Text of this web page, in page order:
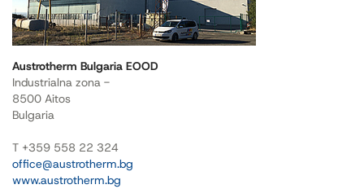
Austrotherm Bulgaria EOOD
Industrialna zona -
8500 Aitos
Bulgaria
T +359 558 22 324
office@austrotherm.bg
www.austrotherm.bg